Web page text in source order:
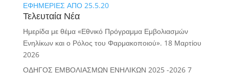
ΕΦΗΜΕΡΙΕΣ ΑΠΟ 25.5.20
Τελευταία Νέα
Ημερίδα με θέμα «Εθνικό Πρόγραμμα Εμβολιασμών
Ενηλίκων και ο Ρόλος του Φαρμακοποιού». 18 Μαρτίου
2026
ΟΔΗΓΟΣ ΕΜΒΟΛΙΑΣΜΩΝ ΕΝΗΛΙΚΩΝ 2025 -2026 7